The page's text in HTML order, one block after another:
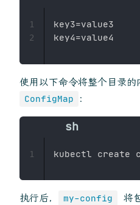
key3=value3
1
2
使用以下命令将整个目录的
ConfigMap ：
kubectl create
1
执行后， my-config 将